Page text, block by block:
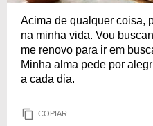
Acima de qualquer coisa,
na minha vida. Vou
me renovo para ir em
Minha alma pede por
a cada dia.
COPIAR